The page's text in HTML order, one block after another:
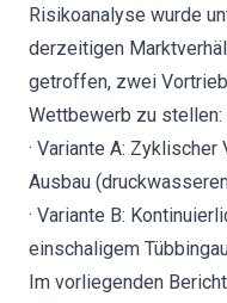
Risikoanalyse wurde
derzeitigen
getroffen, zwei
Wettbewerb zu stellen:
· Variante A:
Ausbau
· Variante B:
einschaligem
Im vorliegenden